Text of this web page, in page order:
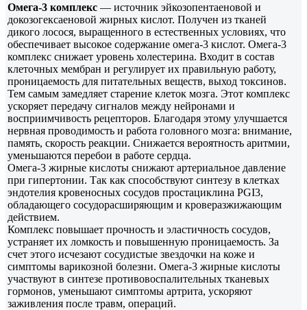
Омега-3 комплекс — источник эйкозопентаеновой и
докозогексаеновой жирных кислот. Получен из тканей
дикого лосося, выращенного в естественных условиях, что
обеспечивает высокое содержание омега-3 кислот. Омега-3
комплекс снижает уровень холестерина. Входит в состав
клеточных мембран и регулирует их правильную работу,
проницаемость для питательных веществ, выход токсинов.
Тем самым замедляет старение клеток мозга. Этот комплекс
ускоряет передачу сигналов между нейронами и
восприимчивость рецепторов. Благодаря этому улучшается
нервная проводимость и работа головного мозга: внимание,
память, скорость реакции. Снижается вероятность аритмии,
уменьшаются перебои в работе сердца.
Омега-3 жирные кислоты снижают артериальное давление
при гипертонии. Так как способствуют синтезу в клетках
эндотелия кровеносных сосудов простациклина PGI3,
обладающего сосудорасширяющим и кроверазжижающим
действием.
Комплекс повышает прочность и эластичность сосудов,
устраняет их ломкость и повышенную проницаемость. За
счет этого исчезают сосудистые звездочки на коже и
симптомы варикозной болезни. Омега-3 жирные кислоты
участвуют в синтезе противовоспалительных тканевых
гормонов, уменьшают симптомы артрита, ускоряют
заживления после травм, операций.